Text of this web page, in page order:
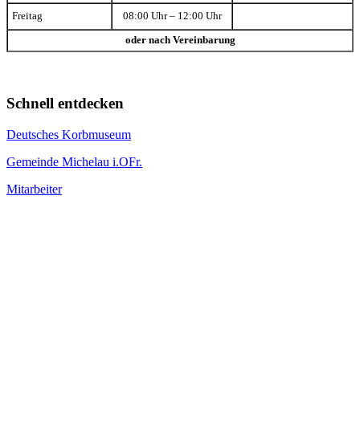
Freitag 08:00 Uhr – 12:00 Uhr
oder nach Vereinbarung
Schnell entdecken
Deutsches Korbmuseum
Gemeinde Michelau i.OFr.
Mitarbeiter